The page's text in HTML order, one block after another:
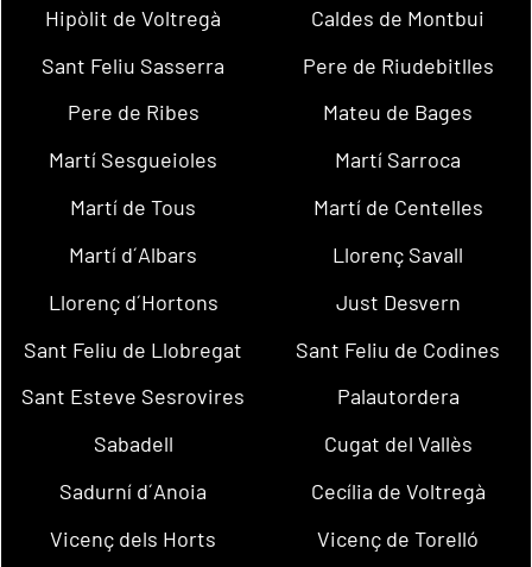
Hipòlit de Voltregà
Caldes de Montbui
Sant Feliu Sasserra
Pere de Riudebitlles
Pere de Ribes
Mateu de Bages
Martí Sesgueioles
Martí Sarroca
Martí de Tous
Martí de Centelles
Martí d´Albars
Llorenç Savall
Llorenç d´Hortons
Just Desvern
Sant Feliu de Llobregat
Sant Feliu de Codines
Sant Esteve Sesrovires
Palautordera
Sabadell
Cugat del Vallès
Sadurní d´Anoia
Cecília de Voltregà
Vicenç dels Horts
Vicenç de Torelló